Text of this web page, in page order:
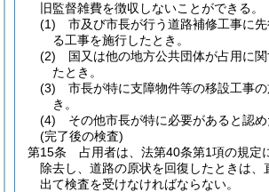
旧監督雑費を徴収しないことができる。
(1)
市及び市長が行う道路補修工事に
る工事を施行したとき。
(2)
国又は他の地方公共団体が占用に
たとき。
(3)
市長が特に支障物件等の移設工事
き。
(4)
その他市長が特に必要があると認め
(完了後の検査)
第15条
占用者は、法第40条第1項の規定
除去し、道路の原状を回復したときは、
出て検査を受けなければならない。